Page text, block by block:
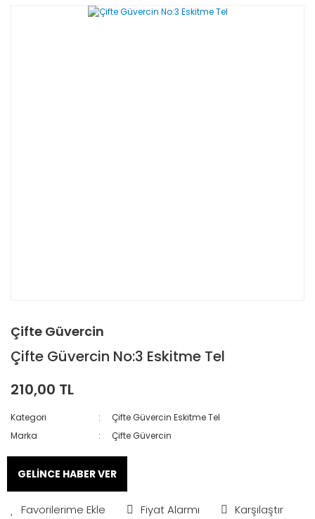
Çifte Güvercin
Çifte Güvercin No:3 Eskitme Tel
210,00 TL
Kategori
Çifte Güvercin Eskitme Tel
Marka
Çifte Güvercin
GELİNCE HABER VER
Fiyat Alarmı Karşılaştır